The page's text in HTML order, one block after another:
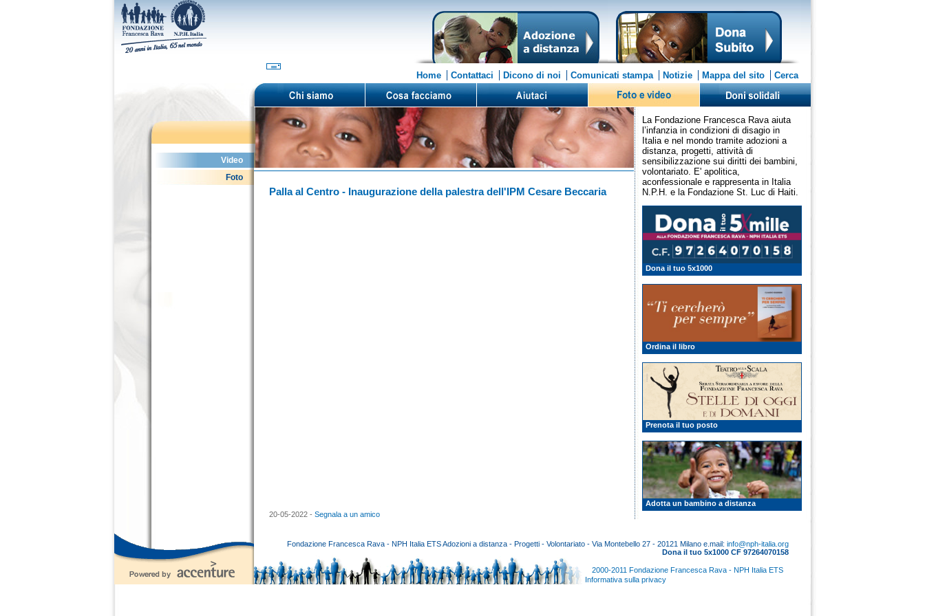
Home Contattaci Dicono di noi Comunicati stampa Notizie Mappa del sito Cerca
Video
Foto
Palla al Centro - Inaugurazione della palestra dell'IPM Cesare Beccaria
20-05-2022 - Segnala a un amico
La Fondazione Francesca Rava aiuta
l’infanzia in condizioni di disagio in
Italia e nel mondo tramite adozioni a
distanza, progetti, attività di
sensibilizzazione sui diritti dei bambini,
volontariato. E' apolitica,
aconfessionale e rappresenta in Italia
N.P.H. e la Fondazione St. Luc di Haiti.
Dona il tuo 5x1000
Ordina il libro
Prenota il tuo posto
Adotta un bambino a distanza
Fondazione Francesca Rava - NPH Italia ETS Adozioni a distanza - Progetti - Volontariato - Via Montebello 27 - 20121 Milano e.mail: info@nph-italia.org
Dona il tuo 5x1000 CF 97264070158
2000-2011 Fondazione Francesca Rava - NPH Italia ETS
Informativa sulla privacy